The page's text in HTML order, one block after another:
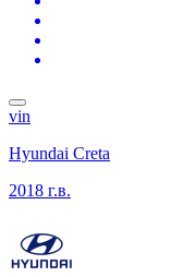
vin
Hyundai Creta
2018 г.в.